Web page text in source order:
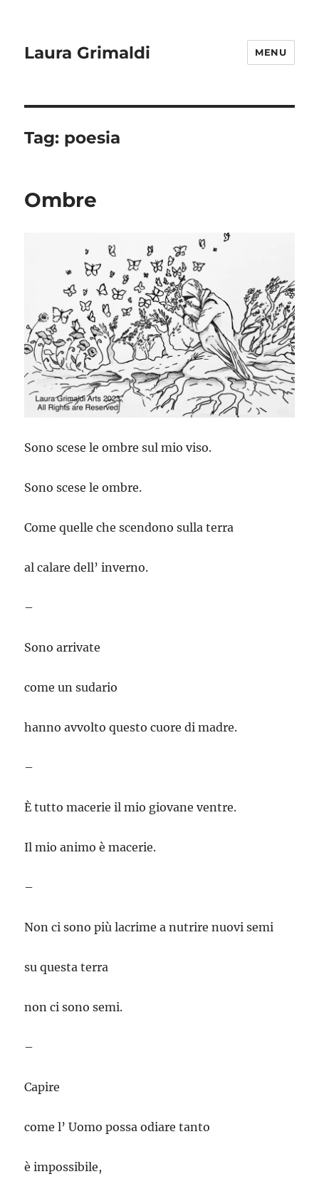
Laura Grimaldi MENU
Tag: poesia
Ombre
Sono scese le ombre sul mio viso.
Sono scese le ombre.
Come quelle che scendono sulla terra
al calare dell’ inverno.
–
Sono arrivate
come un sudario
hanno avvolto questo cuore di madre.
–
È tutto macerie il mio giovane ventre.
Il mio animo è macerie.
–
Non ci sono più lacrime a nutrire nuovi semi
su questa terra
non ci sono semi.
–
Capire
come l’ Uomo possa odiare tanto
è impossibile,